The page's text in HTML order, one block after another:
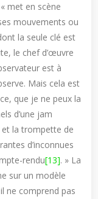
met en scène
mouvements ou
la seule clé est
le chef d’œuvre
est à
Mais cela est
que je ne peux la
d’une jam
et la trompette de
d’inconnues
rendu[13]. » La
sur un modèle
ne comprend pas